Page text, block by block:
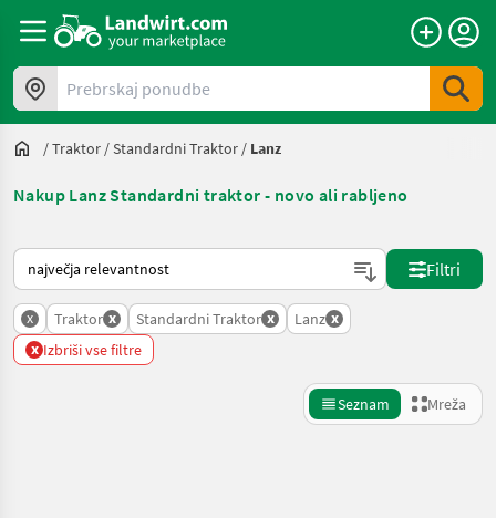
Prebrskaj ponudbe
/Traktor /Standardni Traktor / Lanz
Nakup Lanz Standardni traktor - novo ali rabljeno
Tako je razvrščeno na Landwirt.com
Filtri
x Traktor x Standardni Traktor x Lanz x
x Izbriši vse filtre
Seznam Mreža